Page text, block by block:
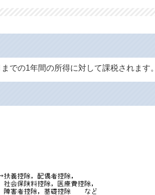
での1年間の所得に対して課税されます。